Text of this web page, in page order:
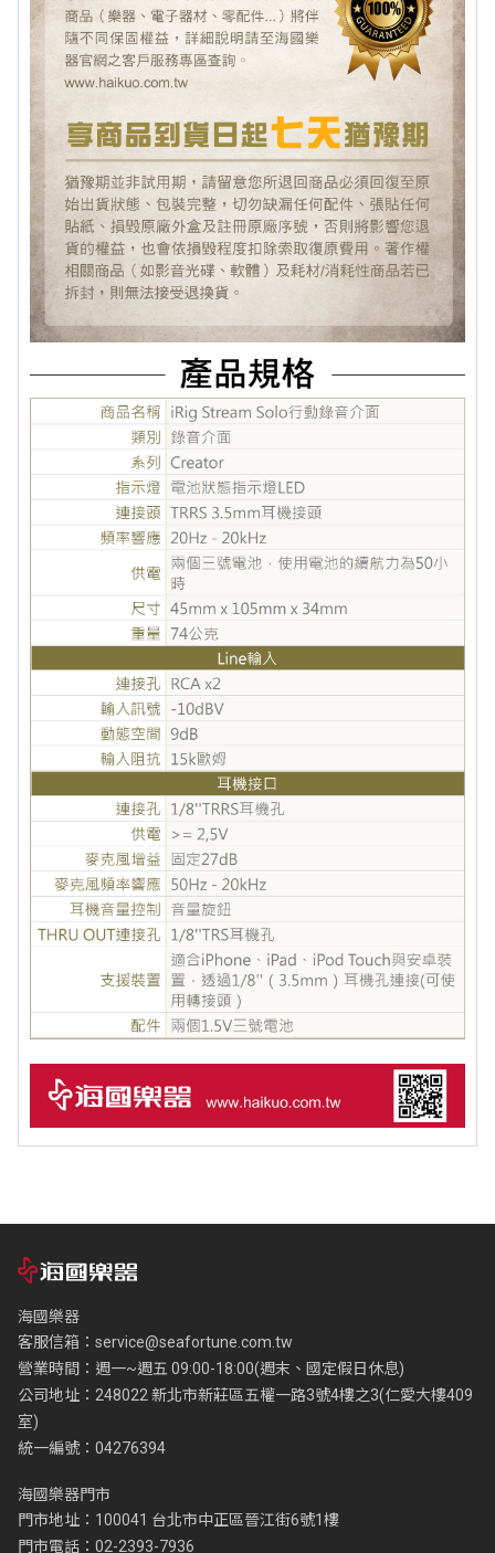
海國樂器
客服信箱： service@seafortune.com.tw
營業時間：週一~週五 09:00-18:00(週末、國定假日休息)
公司地址：248022 新北市新莊區五權一路3號4樓之3(仁愛大樓409
室)
統一編號：04276394
海國樂器門市
門市地址：100041 台北市中正區晉江街6號1樓
門市電話：02-2393-7936